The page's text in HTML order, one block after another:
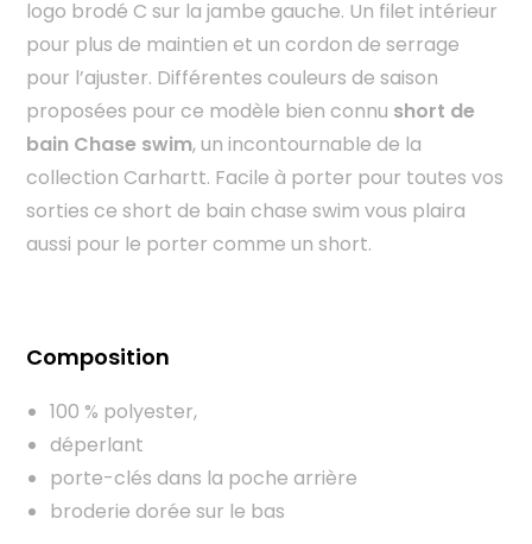
logo brodé C sur la jambe gauche. Un filet intérieur
pour plus de maintien et un cordon de serrage
pour l’ajuster. Différentes couleurs de saison
proposées pour ce modèle bien connu short de
bain Chase swim, un incontournable de la
collection Carhartt. Facile à porter pour toutes vos
sorties ce short de bain chase swim vous plaira
aussi pour le porter comme un short.
Composition
100 % polyester,
déperlant
porte-clés dans la poche arrière
broderie dorée sur le bas